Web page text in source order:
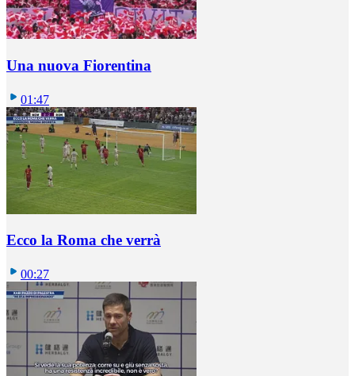
Una nuova Fiorentina
01:47
Ecco la Roma che verrà
00:27